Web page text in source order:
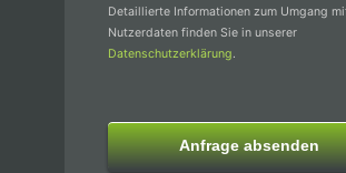
Detaillierte Informationen zum Umgang
Nutzerdaten finden Sie in unserer
Datenschutzerklärung.
Anfrage absenden